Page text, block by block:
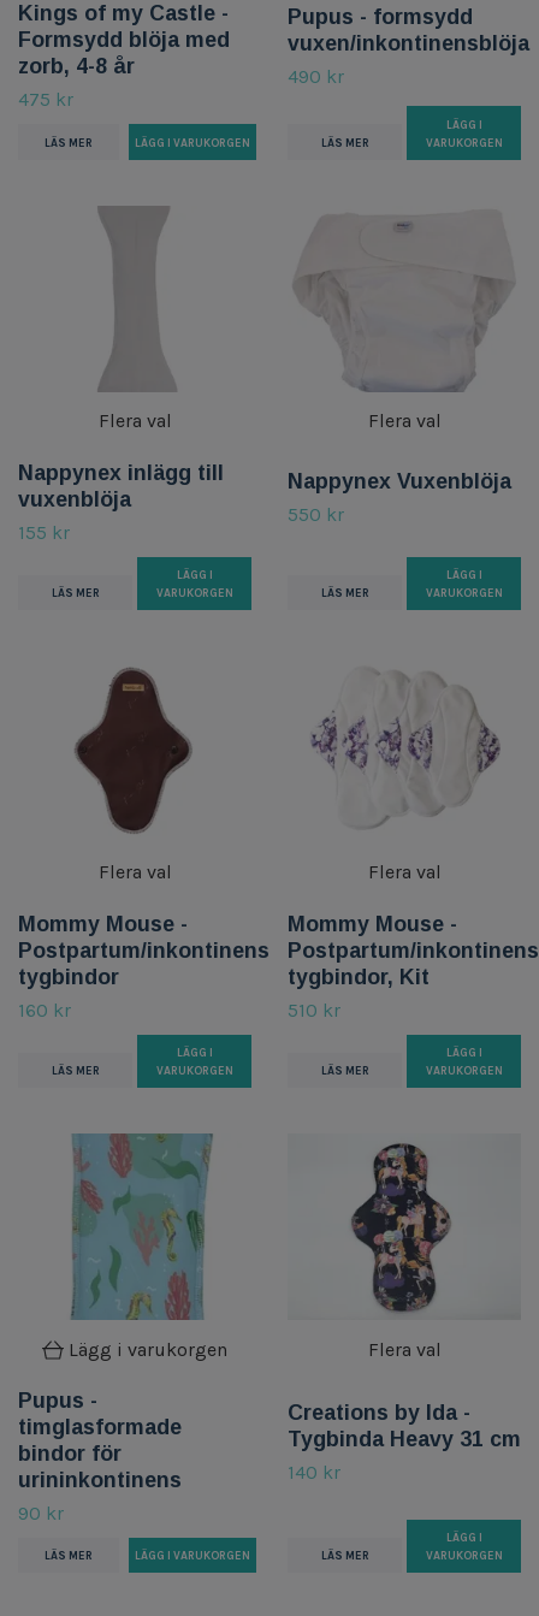
Kings of my Castle -
Formsydd blöja med
zorb, 4-8 år
475 kr
LÄS MER
Pupus - formsydd
vuxen/inkontinensblöja
490 kr
LÄS MER
LÄGG I
VARUKORGEN
Flera val
Nappynex inlägg till
vuxenblöja
155 kr
LÄS MER
LÄGG I
VARUKORGEN
Flera val
Nappynex Vuxenblöja
550 kr
LÄS MER
LÄGG I
VARUKORGEN
Flera val
Mommy Mouse -
Postpartum/inkontinens
tygbindor
160 kr
LÄS MER
LÄGG I
VARUKORGEN
Flera val
Mommy Mouse -
Postpartum/inkontinens
tygbindor, Kit
510 kr
LÄS MER
LÄGG I
VARUKORGEN
Lägg i varukorgen
Pupus -
timglasformade
bindor för
urininkontinens
90 kr
LÄS MER
Flera val
Creations by Ida -
Tygbinda Heavy 31 cm
140 kr
LÄS MER
LÄGG I
VARUKORGEN